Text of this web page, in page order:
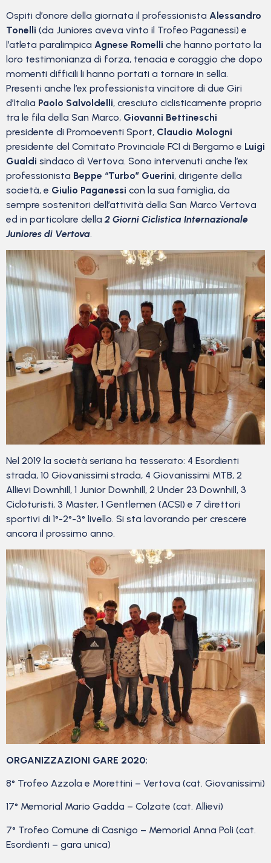
Ospiti d’onore della giornata il professionista Alessandro
Tonelli (da Juniores aveva vinto il Trofeo Paganessi) e
l’atleta paralimpica Agnese Romelli che hanno portato la
loro testimonianza di forza, tenacia e coraggio che dopo
momenti difficili li hanno portati a tornare in sella.
Presenti anche l’ex professionista vincitore di due Giri
d’Italia Paolo Salvoldelli, cresciuto ciclisticamente proprio
tra le fila della San Marco, Giovanni Bettineschi
presidente di Promoeventi Sport, Claudio Mologni
presidente del Comitato Provinciale FCI di Bergamo e Luigi
Gualdi sindaco di Vertova. Sono intervenuti anche l’ex
professionista Beppe “Turbo” Guerini, dirigente della
società, e Giulio Paganessi con la sua famiglia, da
sempre sostenitori dell’attività della San Marco Vertova
ed in particolare della 2 Giorni Ciclistica Internazionale
Juniores di Vertova.
Nel 2019 la società seriana ha tesserato: 4 Esordienti
strada, 10 Giovanissimi strada, 4 Giovanissimi MTB, 2
Allievi Downhill, 1 Junior Downhill, 2 Under 23 Downhill, 3
Cicloturisti, 3 Master, 1 Gentlemen (ACSI) e 7 direttori
sportivi di 1°-2°-3° livello. Si sta lavorando per crescere
ancora il prossimo anno.
ORGANIZZAZIONI GARE 2020:
8° Trofeo Azzola e Morettini – Vertova (cat. Giovanissimi)
17° Memorial Mario Gadda – Colzate (cat. Allievi)
7° Trofeo Comune di Casnigo – Memorial Anna Poli (cat.
Esordienti – gara unica)